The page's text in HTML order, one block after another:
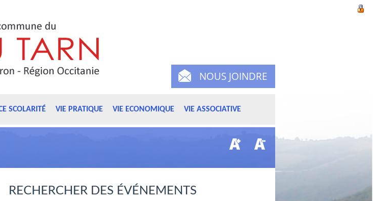
NOUS JOINDRE
SCOLARITÉ VIE PRATIQUE VIE ECONOMIQUE VIE ASSOCIATIVE
RECHERCHER DES ÉVÉNEMENTS